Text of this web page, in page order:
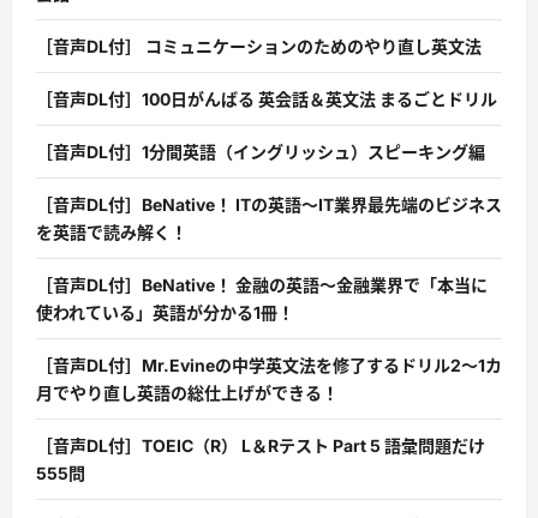
［音声DL付］ コミュニケーションのためのやり直し英文法
［音声DL付］100日がんばる 英会話＆英文法 まるごとドリル
［音声DL付］1分間英語（イングリッシュ）スピーキング編
［音声DL付］BeNative！ ITの英語〜IT業界最先端のビジネス
を英語で読み解く！
［音声DL付］BeNative！ 金融の英語〜金融業界で「本当に
使われている」英語が分かる1冊！
［音声DL付］Mr.Evineの中学英文法を修了するドリル2〜1カ
月でやり直し英語の総仕上げができる！
［音声DL付］TOEIC（R） L＆Rテスト Part 5 語彙問題だけ
555問